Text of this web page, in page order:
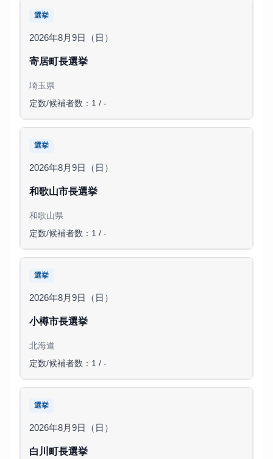
選挙
2026年8月9日（日）
寄居町長選挙
埼玉県
定数/候補者数：1 / -
選挙
2026年8月9日（日）
和歌山市長選挙
和歌山県
定数/候補者数：1 / -
選挙
2026年8月9日（日）
小樽市長選挙
北海道
定数/候補者数：1 / -
選挙
2026年8月9日（日）
白川町長選挙